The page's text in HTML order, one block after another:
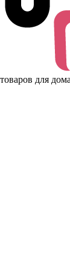
для дома